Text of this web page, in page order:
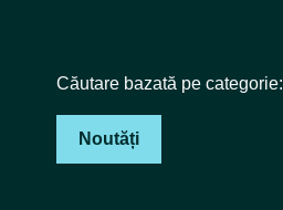
Căutare bazată pe categorie:
Noutăți